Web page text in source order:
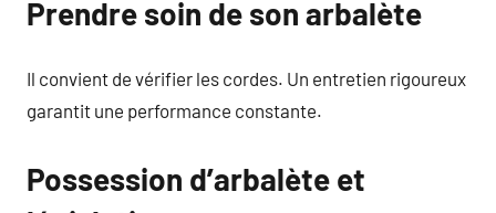
Prendre soin de son arbalète
Il convient de vérifier les cordes. Un entretien rigoureux
garantit une performance constante.
Possession d’arbalète et